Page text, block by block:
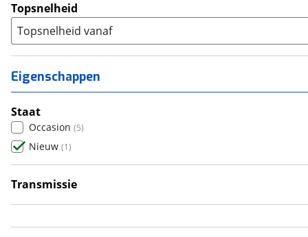
Topsnelheid
Topsnelheid vanaf
Eigenschappen
Staat
Occasion (5)
Nieuw (1)
Transmissie